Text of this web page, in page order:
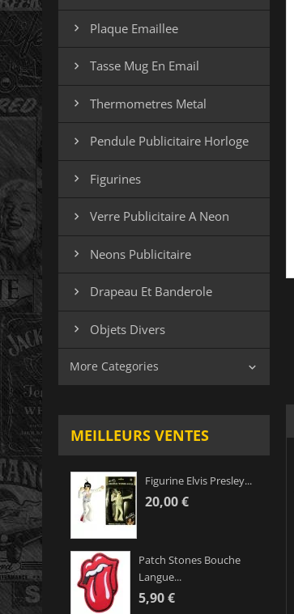
 Plaque Emaillee
 Tasse Mug En Email
 Thermometres Metal
 Pendule Publicitaire Horloge
 Figurines
 Verre Publicitaire A Neon
 Neons Publicitaire
 Drapeau Et Banderole
 Objets Divers
More Categories 
MEILLEURS VENTES
Figurine Elvis Presley...
20,00 €
Patch Stones Bouche
Langue...
5,90 €